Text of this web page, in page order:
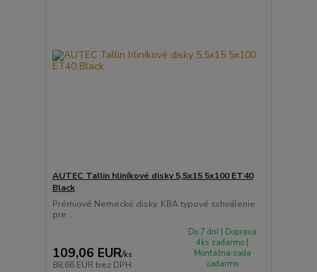
AUTEC Tallin hliníkové disky 5,5x15 5x100 ET40
Black
Prémiové Nemecké disky, KBA typové schválenie
pre ...
109,06 EUR/ks
88,66 EUR bez DPH
Do 7 dní | Doprava
4ks zadarmo |
Montážna sada
zadarmo